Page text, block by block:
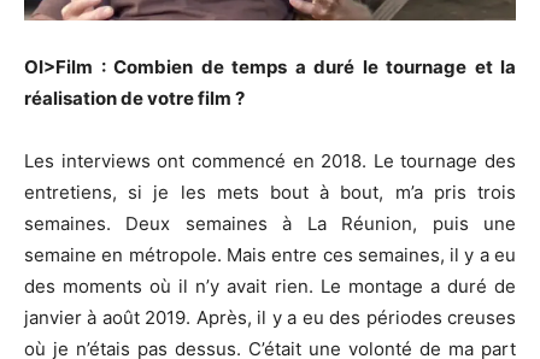
OI>Film : Combien de temps a duré le tournage et la
réalisation de votre film ?
Les interviews ont commencé en 2018. Le tournage des
entretiens, si je les mets bout à bout, m’a pris trois
semaines. Deux semaines à La Réunion, puis une
semaine en métropole. Mais entre ces semaines, il y a eu
des moments où il n’y avait rien. Le montage a duré de
janvier à août 2019. Après, il y a eu des périodes creuses
où je n’étais pas dessus. C’était une volonté de ma part